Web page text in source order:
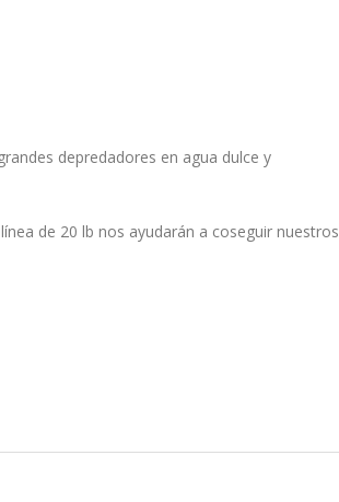
depredadores en agua dulce y
de 20 lb nos ayudarán a coseguir nuestros